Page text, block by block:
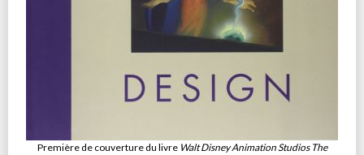
Première de couverture du livre Walt Disney Animation Studios The